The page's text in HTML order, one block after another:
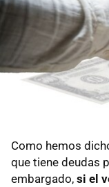
Como hemos
que tiene deudas
embargado, si el